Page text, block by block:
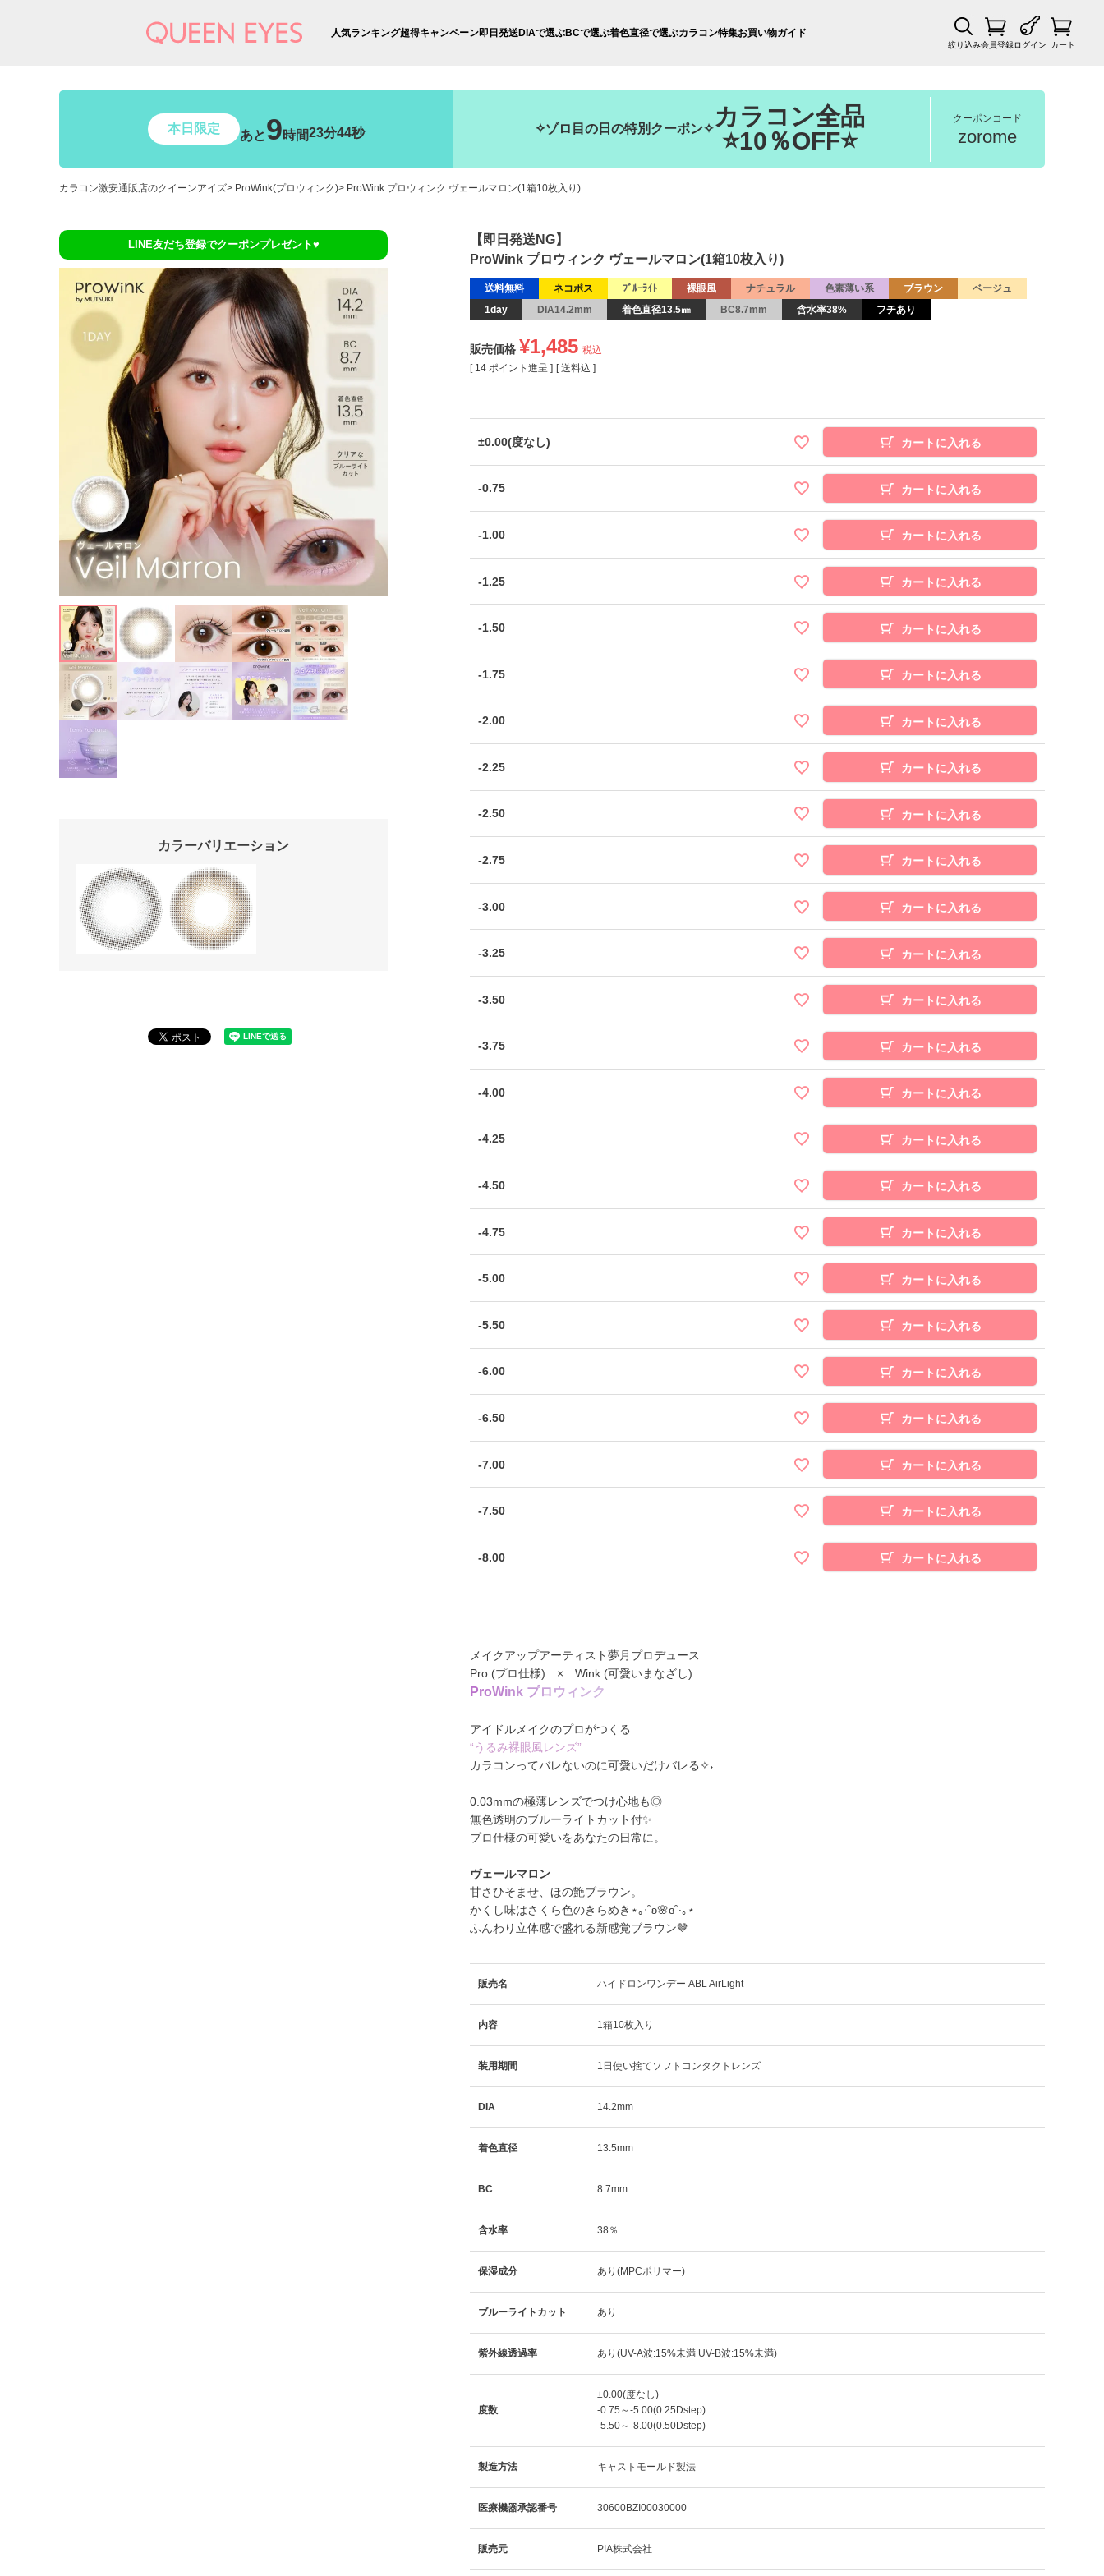
人気ランキング超得キャンペーン即日発送DIAで選ぶBCで選ぶ着色直径で選ぶカラコン特集お買い物ガイド
絞り込み会員登録ログイン カート
本日限定 あと9時間23分43秒 ✧ゾロ目の日の特別クーポン✧ カラコン全品
⭐10％OFF⭐
クーポンコード
zorome
カラコン激安通販店のクイーンアイズ ProWink(プロウィンク) ProWink プロウィンク ヴェールマロン(1箱10枚入り)
LINE友だち登録でクーポンプレゼント♥
カラーバリエーション
【即日発送NG】
ProWink プロウィンク ヴェールマロン(1箱10枚入り)
送料無料 ネコポス ﾌﾞﾙｰﾗｲﾄ 裸眼風 ナチュラル 色素薄い系 ブラウン
ベージュ
1day
DIA14.2mm 着色直径13.5㎜ BC8.7mm 含水率38% フチあり
販売価格 ¥1,485 税込
[ 14 ポイント進呈 ] 送料込
±0.00(度なし) カートに入れる
-0.75 カートに入れる
-1.00 カートに入れる
-1.25 カートに入れる
-1.50 カートに入れる
-1.75 カートに入れる
-2.00 カートに入れる
-2.25 カートに入れる
-2.50 カートに入れる
-2.75 カートに入れる
-3.00 カートに入れる
-3.25 カートに入れる
-3.50 カートに入れる
-3.75 カートに入れる
-4.00 カートに入れる
-4.25 カートに入れる
-4.50 カートに入れる
-4.75 カートに入れる
-5.00 カートに入れる
-5.50 カートに入れる
-6.00 カートに入れる
-6.50 カートに入れる
-7.00 カートに入れる
-7.50 カートに入れる
-8.00 カートに入れる
メイクアップアーティスト夢月プロデュース
Pro (プロ仕様) × Wink (可愛いまなざし)
ProWin k プロ ウ ィ ンク
アイドルメイクのプロがつくる
“うるみ裸眼風レンズ”
カラコンってバレないのに可愛いだけバレる✧˖
0.03mmの極薄レンズでつけ心地も◎
無色透明のブルーライトカット付✨
プロ仕様の可愛いをあなたの日常に。
ヴェールマロン
甘さひそませ、ほの艶ブラウン。
かくし味はさくら色のきらめき⋆｡‧˚ʚ🌸ɞ˚‧｡⋆
ふんわり立体感で盛れる新感覚ブラウン🤎
販売名 ハイドロンワンデー ABL AirLight
内容 1箱10枚入り
装用期間 1日使い捨てソフトコンタクトレンズ
DIA 14.2mm
着色直径 13.5mm
BC 8.7mm
含水率 38％
保湿成分 あり(MPCポリマー)
ブルーライトカット あり
紫外線透過率 あり(UV-A波:15%未満 UV-B波:15%未満)
度数
±0.00(度なし)
-0.75～-5.00(0.25Dstep)
-5.50～-8.00(0.50Dstep)
製造方法 キャストモールド製法
医療機器承認番号 30600BZI00030000
販売元 PIA株式会社